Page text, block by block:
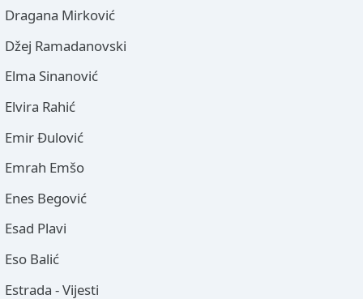
Dragana Mirković
Džej Ramadanovski
Elma Sinanović
Elvira Rahić
Emir Đulović
Emrah Emšo
Enes Begović
Esad Plavi
Eso Balić
Estrada - Vijesti